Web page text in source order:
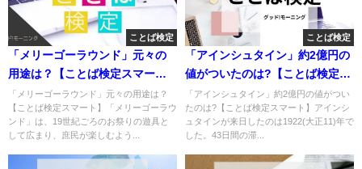
ことば検定
「メリーゴーラウンド」元々の
用途は？【ことば検定スマー
ト】
「メリーゴーラウンド」元々の用途は？
【ことば検定スマート】「メリーゴーラウ
ンド」は、19世紀ごろのお祭りの遊具と
して広まり、庶民が楽しむよう...
ことば検定
「アインシュタイン」約2億円の
値がついたのは?【ことば検定ス
マート】
「アインシュタイン」約2億円の値がつい
たのは?【ことば検定スマート】アインシ
ュタインが来日したのは1922(大正11)年で
した。43日間の滞...